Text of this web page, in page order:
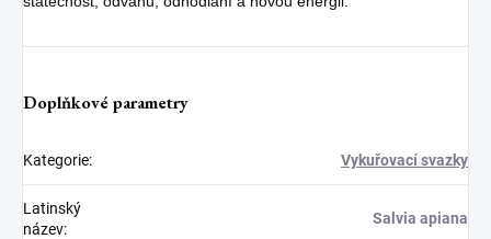
Doplňkové parametry
Kategorie: Vykuřovací svazky
Latinský
název:
Salvia apiana